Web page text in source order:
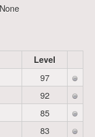
None
Level
97
92
85
83